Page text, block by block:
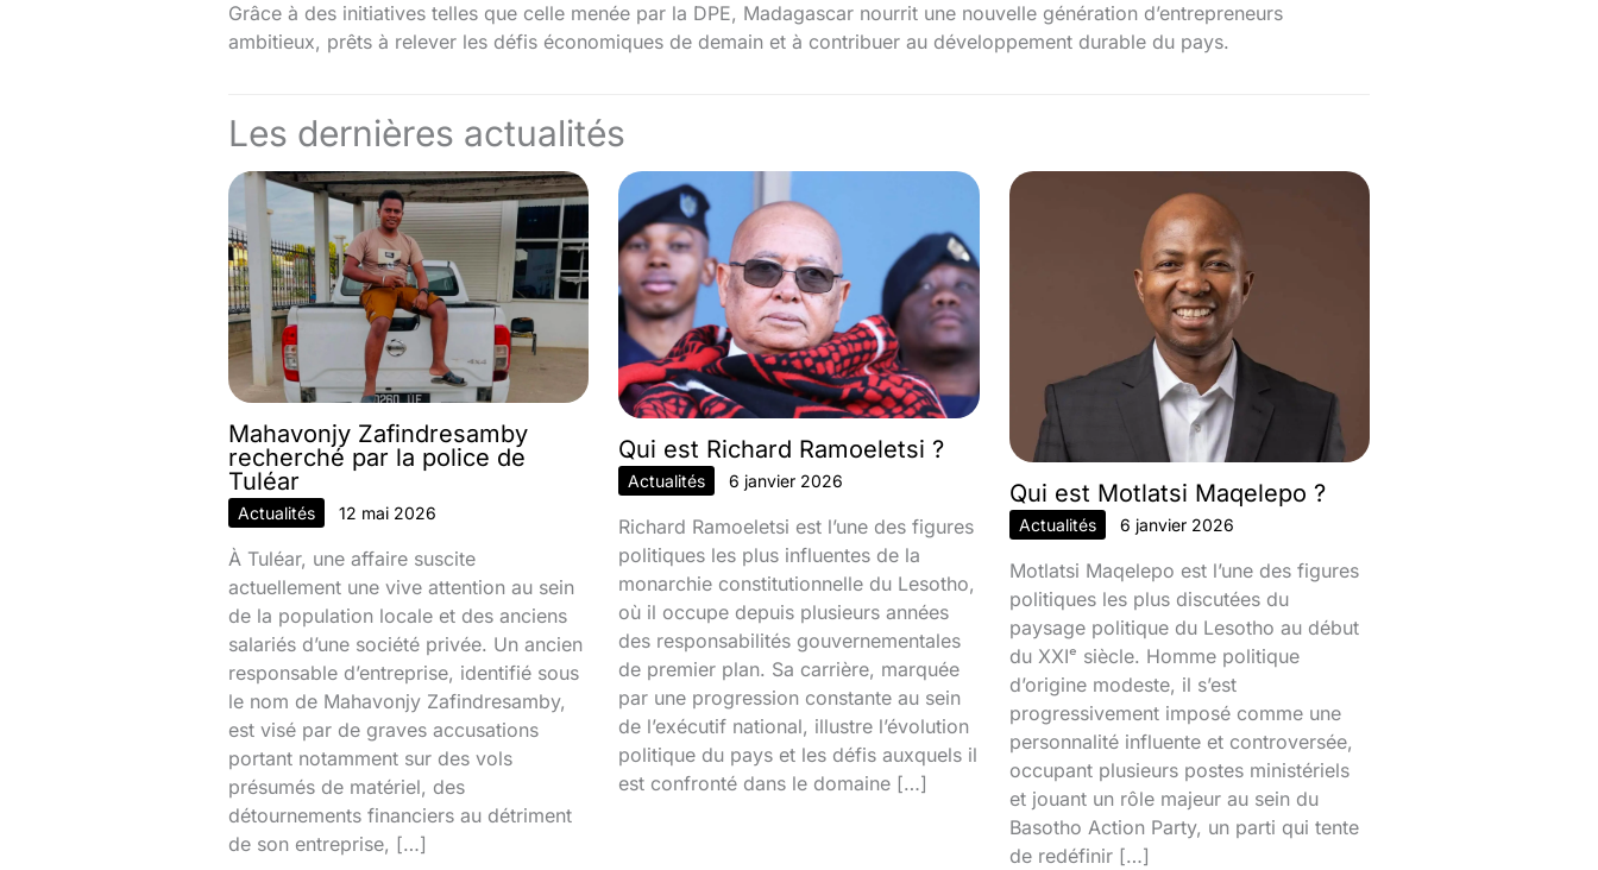
Grâce à des initiatives telles que celle menée par la DPE, Madagascar nourrit une nouvelle génération d’entrepreneurs
ambitieux, prêts à relever les défis économiques de demain et à contribuer au développement durable du pays.
Les dernières actualités
Mahavonjy Zafindresamby
recherché par la police de
Tuléar
Actualités 12 mai 2026
À Tuléar, une affaire suscite
actuellement une vive attention au sein
de la population locale et des anciens
salariés d’une société privée. Un ancien
responsable d’entreprise, identifié sous
le nom de Mahavonjy Zafindresamby,
est visé par de graves accusations
portant notamment sur des vols
présumés de matériel, des
détournements financiers au détriment
de son entreprise, […]
Qui est Richard Ramoeletsi ?
Actualités 6 janvier 2026
Richard Ramoeletsi est l’une des figures
politiques les plus influentes de la
monarchie constitutionnelle du Lesotho,
où il occupe depuis plusieurs années
des responsabilités gouvernementales
de premier plan. Sa carrière, marquée
par une progression constante au sein
de l’exécutif national, illustre l’évolution
politique du pays et les défis auxquels il
est confronté dans le domaine […]
Qui est Motlatsi Maqelepo ?
Actualités 6 janvier 2026
Motlatsi Maqelepo est l’une des figures
politiques les plus discutées du
paysage politique du Lesotho au début
du XXIᵉ siècle. Homme politique
d’origine modeste, il s’est
progressivement imposé comme une
personnalité influente et controversée,
occupant plusieurs postes ministériels
et jouant un rôle majeur au sein du
Basotho Action Party, un parti qui tente
de redéfinir […]